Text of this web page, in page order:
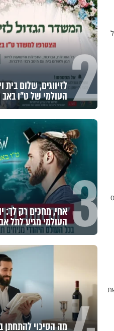
של
2 לזיווגים, שלום
העולמי של ט"ו באב
3 אחי, מחכים רק לך:
העולמי מגיע לתל